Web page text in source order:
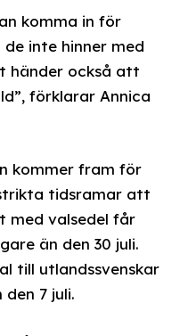
komma in för
inte hinner med
händer också att
förklarar Annica
kommer fram för
tidsramar att
med valsedel får
än den 30 juli.
till utlandssvenskar
7 juli.